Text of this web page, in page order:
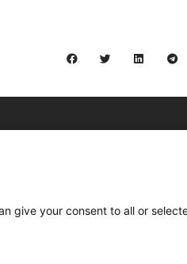
give your consent to all or